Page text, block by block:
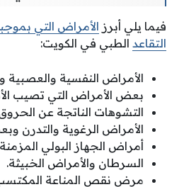
فيما يلي أبرز الأمراض التي
التقاعد الطبي في الكويت:
الأمراض النفسية والعصبية
بعض الأمراض التي تصيب
التشوهات الناتجة عن
الأمراض الرغوية والتدرن
أمراض الجهاز البولي
السرطان والأمراض الخبيثة.
مرض نقص المناعة